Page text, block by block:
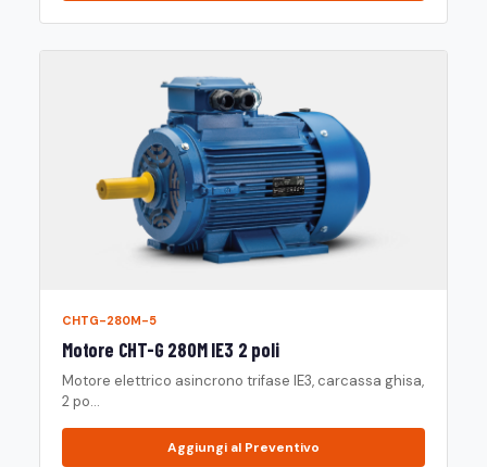
CHTG-280M-5
Motore CHT-G 280M IE3 2 poli
Motore elettrico asincrono trifase IE3, carcassa ghisa,
2 po...
Aggiungi al Preventivo